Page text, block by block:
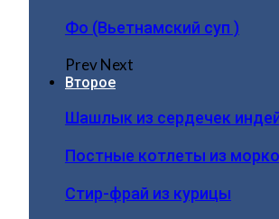
Фо (Вьетнамский суп )
PrevNext
Второе
Шашлык из сердечек
Постные котлеты из
Стир-фрай из курицы